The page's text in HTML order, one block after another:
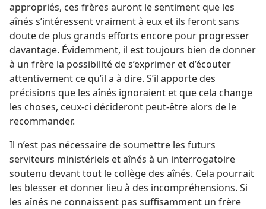
appropriés, ces frères auront le sentiment que les
aînés s’intéressent vraiment à eux et ils feront sans
doute de plus grands efforts encore pour progresser
davantage. Évidemment, il est toujours bien de donner
à un frère la possibilité de s’exprimer et d’écouter
attentivement ce qu’il a à dire. S’il apporte des
précisions que les aînés ignoraient et que cela change
les choses, ceux-ci décideront peut-être alors de le
recommander.
Il n’est pas nécessaire de soumettre les futurs
serviteurs ministériels et aînés à un interrogatoire
soutenu devant tout le collège des aînés. Cela pourrait
les blesser et donner lieu à des incompréhensions. Si
les aînés ne connaissent pas suffisamment un frère